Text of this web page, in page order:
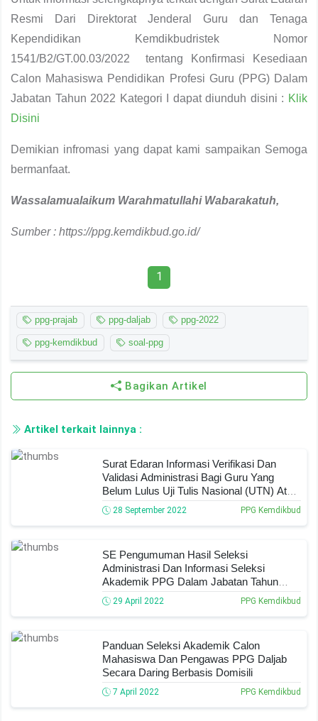
Resmi Dari Direktorat Jenderal Guru dan Tenaga
Kependidikan Kemdikbudristek Nomor
1541/B2/GT.00.03/2022 tentang Konfirmasi Kesediaan
Calon Mahasiswa Pendidikan Profesi Guru (PPG) Dalam
Jabatan Tahun 2022 Kategori I dapat diunduh disini : Klik
Disini
Demikian infromasi yang dapat kami sampaikan Semoga
bermanfaat.
Wassalamualaikum Warahmatullahi Wabarakatuh,
Sumber : https://ppg.kemdikbud.go.id/
1
ppg-prajab ppg-daljab ppg-2022
ppg-kemdikbud soal-ppg
Bagikan Artikel
Artikel terkait lainnya :
Surat Edaran Informasi Verifikasi Dan
Validasi Administrasi Bagi Guru Yang
Belum Lulus Uji Tulis Nasional (UTN) Atau
Uji Kompetensi PLPG
28 September 2022 PPG Kemdikbud
SE Pengumuman Hasil Seleksi
Administrasi Dan Informasi Seleksi
Akademik PPG Dalam Jabatan Tahun
2022 Tahap II
29 April 2022 PPG Kemdikbud
Panduan Seleksi Akademik Calon
Mahasiswa Dan Pengawas PPG Daljab
Secara Daring Berbasis Domisili
7 April 2022 PPG Kemdikbud